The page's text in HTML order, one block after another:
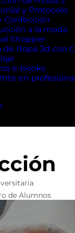
y Protocolo
Confección
a la moda
Shopper
de Ropa 3d con
e-books
en
de Alumnos